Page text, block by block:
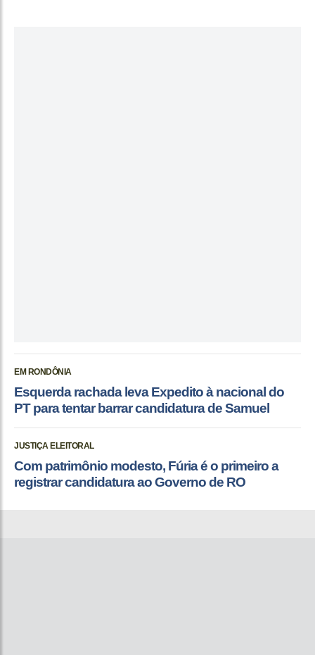
EM RONDÔNIA
Esquerda rachada leva Expedito à nacional do
PT para tentar barrar candidatura de Samuel
JUSTIÇA ELEITORAL
Com patrimônio modesto, Fúria é o primeiro a
registrar candidatura ao Governo de RO